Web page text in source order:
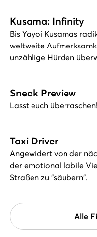
Kusama: Infinity
Bis Yayoi Kusamas
weltweite
unzählige Hürden
Sneak Preview
Lasst euch überraschen!
Taxi Driver
Angewidert von der
der emotional labile
Straßen zu "säubern".
Alle